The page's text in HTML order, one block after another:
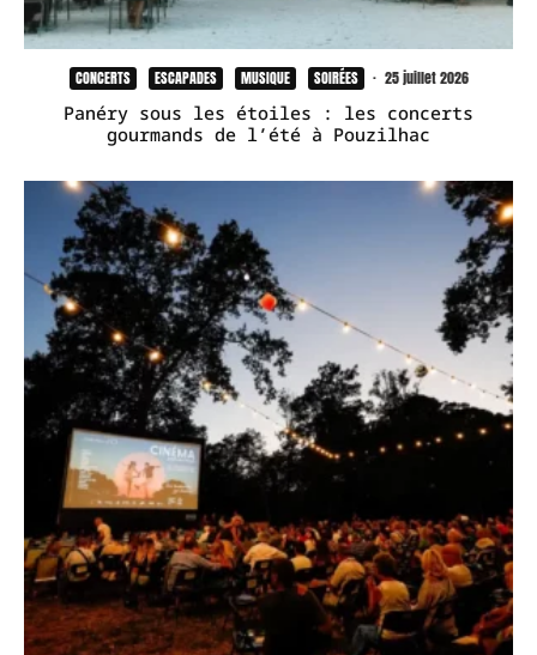
CONCERTS ESCAPADES MUSIQUE SOIRÉES · 25 juillet 2026
Panéry sous les étoiles : les concerts
gourmands de l’été à Pouzilhac